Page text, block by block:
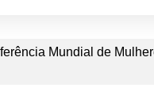
Mundial de